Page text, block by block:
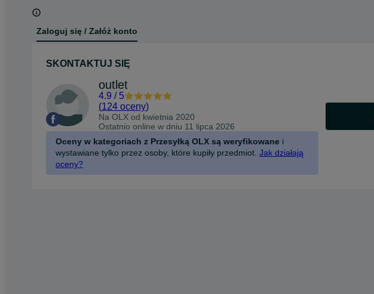
Zaloguj się / Załóż konto
SKONTAKTUJ SIĘ
outlet
4.9 / 5
(124 oceny)
Na OLX od kwietnia 2020
Ostatnio online w dniu 11 lipca 2026
Oceny w kategoriach z Przesyłką OLX są weryfikowane i
wystawiane tylko przez osoby, które kupiły przedmiot. Jak działają
oceny?